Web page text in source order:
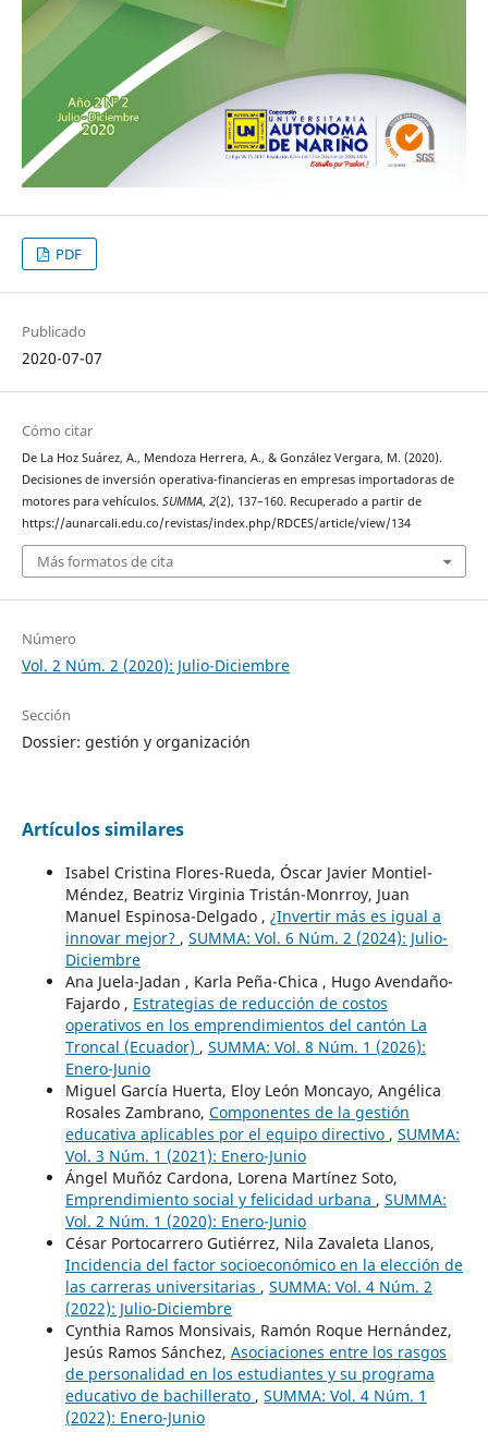
PDF
Publicado
2020-07-07
Cómo citar
De La Hoz Suárez, A., Mendoza Herrera, A., & González Vergara, M. (2020).
Decisiones de inversión operativa-financieras en empresas importadoras de
motores para vehículos. SUMMA, 2(2), 137–160. Recuperado a partir de
https://aunarcali.edu.co/revistas/index.php/RDCES/article/view/134
Más formatos de cita
Número
Vol. 2 Núm. 2 (2020): Julio-Diciembre
Sección
Dossier: gestión y organización
Artículos similares
Isabel Cristina Flores-Rueda, Óscar Javier Montiel-
Méndez, Beatriz Virginia Tristán-Monrroy, Juan
Manuel Espinosa-Delgado , ¿Invertir más es igual a
innovar mejor? , SUMMA: Vol. 6 Núm. 2 (2024): Julio-
Diciembre
Ana Juela-Jadan , Karla Peña-Chica , Hugo Avendaño-
Fajardo , Estrategias de reducción de costos
operativos en los emprendimientos del cantón La
Troncal (Ecuador) , SUMMA: Vol. 8 Núm. 1 (2026):
Enero-Junio
Miguel García Huerta, Eloy León Moncayo, Angélica
Rosales Zambrano, Componentes de la gestión
educativa aplicables por el equipo directivo , SUMMA:
Vol. 3 Núm. 1 (2021): Enero-Junio
Ángel Muñóz Cardona, Lorena Martínez Soto,
Emprendimiento social y felicidad urbana , SUMMA:
Vol. 2 Núm. 1 (2020): Enero-Junio
César Portocarrero Gutiérrez, Nila Zavaleta Llanos,
Incidencia del factor socioeconómico en la elección de
las carreras universitarias , SUMMA: Vol. 4 Núm. 2
(2022): Julio-Diciembre
Cynthia Ramos Monsivais, Ramón Roque Hernández,
Jesús Ramos Sánchez, Asociaciones entre los rasgos
de personalidad en los estudiantes y su programa
educativo de bachillerato , SUMMA: Vol. 4 Núm. 1
(2022): Enero-Junio